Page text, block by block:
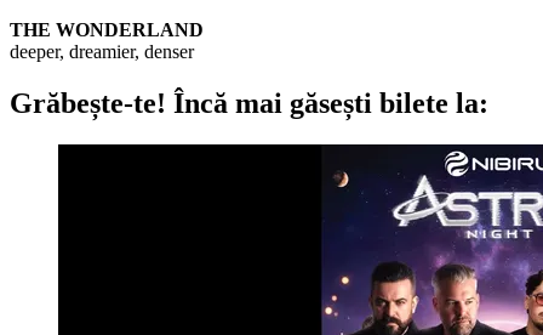
THE WONDERLAND
deeper, dreamier, denser
Grăbește-te! Încă mai găsești bilete la: